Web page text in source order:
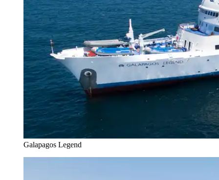
Galapagos Legend